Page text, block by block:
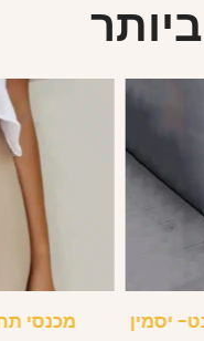
יסמין
מכנסי